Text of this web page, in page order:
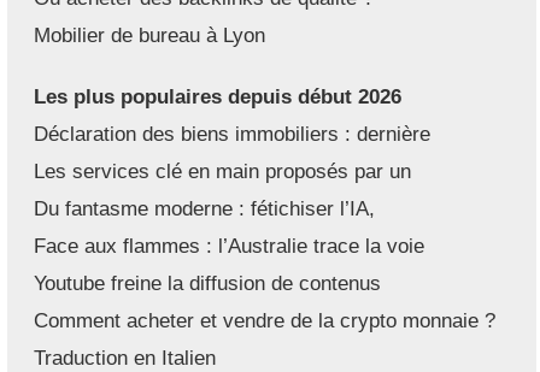
Mobilier de bureau à Lyon
Les plus populaires depuis début 2026
Déclaration des biens immobiliers : dernière
Les services clé en main proposés par un
Du fantasme moderne : fétichiser l’IA,
Face aux flammes : l’Australie trace la voie
Youtube freine la diffusion de contenus
Comment acheter et vendre de la crypto monnaie ?
Traduction en Italien